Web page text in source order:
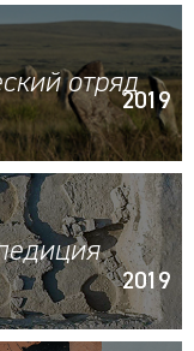
отряд
2019
2019